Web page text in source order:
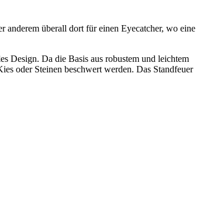
anderem überall dort für einen Eyecatcher, wo eine
Design. Da die Basis aus robustem und leichtem
oder Steinen beschwert werden. Das Standfeuer